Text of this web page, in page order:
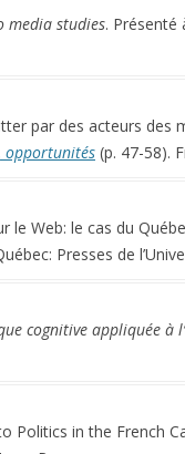
media studies. Présenté
par des acteurs des
opportunités (p. 47-58).
Web: le cas du
Presses de
cognitive appliquée à
Politics in the French